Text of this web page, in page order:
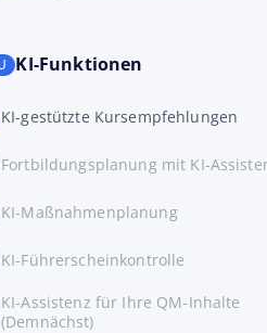
KI-Funktionen
KI-gestützte Kursempfehlungen
Fortbildungsplanung mit KI-
KI-Maßnahmenplanung
KI-Führerscheinkontrolle
KI-Assistenz für Ihre QM-Inhalte
(Demnächst)